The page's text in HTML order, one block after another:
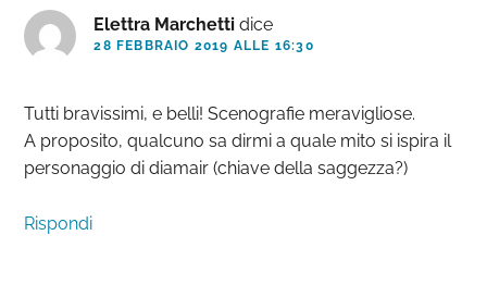
Elettra Marchetti dice
28 FEBBRAIO 2019 ALLE 16:30
Tutti bravissimi, e belli! Scenografie meravigliose.
A proposito, qualcuno sa dirmi a quale mito si ispira il
personaggio di diamair (chiave della saggezza?)
Rispondi